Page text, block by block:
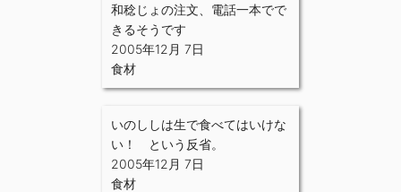
和稔じょの注文、電話一本でで
きるそうです
2005年12月 7日
食材
いのししは生で食べてはいけな
い！ という反省。
2005年12月 7日
食材